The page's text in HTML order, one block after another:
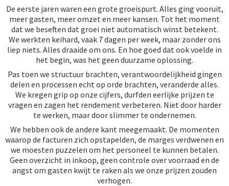
De eerste jaren waren een grote groeispurt. Alles ging vooruit,
meer gasten, meer omzet en meer kansen. Tot het moment
dat we beseften dat groei niet automatisch winst betekent.
We werkten keihard, vaak 7 dagen per week, maar zonder ons
liep niets. Alles draaide om ons. En hoe goed dat ook voelde in
het begin, was het geen duurzame oplossing.
Pas toen we structuur brachten, verantwoordelijkheid gingen
delen en processen echt op orde brachten, veranderde alles.
We kregen grip op onze cijfers, durfden eerlijke prijzen te
vragen en zagen het rendement verbeteren. Niet door harder
te werken, maar door slimmer te ondernemen.
We hebben ook de andere kant meegemaakt. De momenten
waarop de facturen zich opstapelden, de marges verdwenen en
we moesten puzzelen om het personeel te kunnen betalen.
Geen overzicht in inkoop, geen controle over voorraad en de
angst om gasten kwijt te raken als we onze prijzen zouden
verhogen.